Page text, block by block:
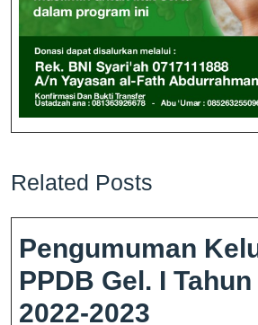
Related Posts
Pengumuman
PPDB Gel. I
2022-2023